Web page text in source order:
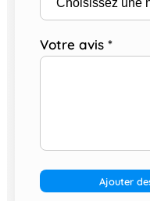
Votre avis *
Ajouter